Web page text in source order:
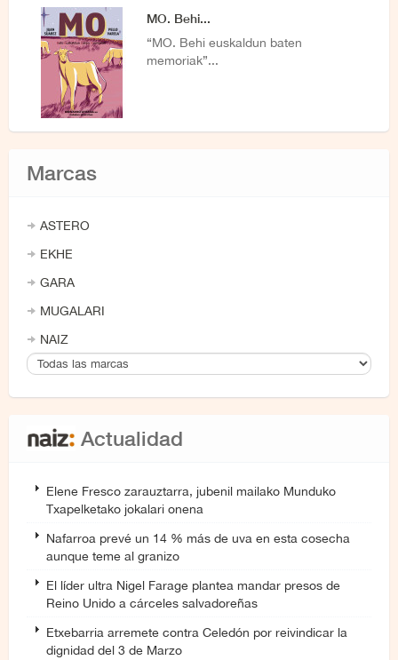
MO. Behi...
“MO. Behi euskaldun baten
memoriak”...
Marcas
ASTERO
EKHE
GARA
MUGALARI
NAIZ
Actualidad
Elene Fresco zarauztarra, jubenil mailako Munduko
Txapelketako jokalari onena
Nafarroa prevé un 14 % más de uva en esta cosecha
aunque teme al granizo
El líder ultra Nigel Farage plantea mandar presos de
Reino Unido a cárceles salvadoreñas
Etxebarria arremete contra Celedón por reivindicar la
dignidad del 3 de Marzo